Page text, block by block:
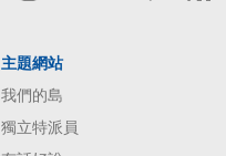
主題網站
我們的島
獨立特派員